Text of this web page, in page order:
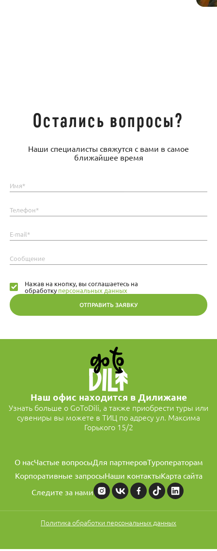
Остались вопросы?
Наши специалисты свяжутся с вами в самое
ближайшее время
Имя*
Телефон*
E-mail*
Сообщение
ОТПРАВИТЬ ЗАЯВКУ
Нажав на кнопку, вы соглашаетесь на
обработкуперсональных данных
Наш офис находится в Дилижане
Узнать больше о GoToDili, а также приобрести туры или
сувениры вы можете в ТИЦ по адресу ул. Максима
Горького 15/2
О насЧастые вопросыДля партнеровТуроператорам
Корпоративные запросыНаши контактыКарта сайта
Следите за нами
Политика обработки персональных данных